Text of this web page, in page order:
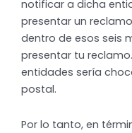
notificar a dicha
presentar un
dentro de esos seis
presentar tu
entidades sería
postal.
Por lo tanto, en